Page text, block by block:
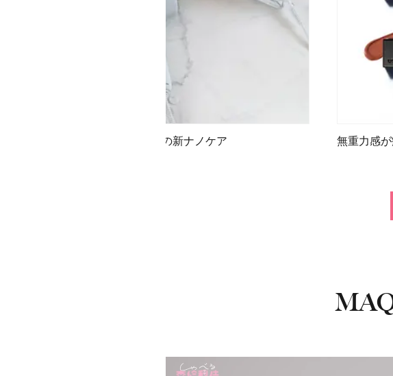
高浸透ナノイー搭載の新ナノケア 無重力感